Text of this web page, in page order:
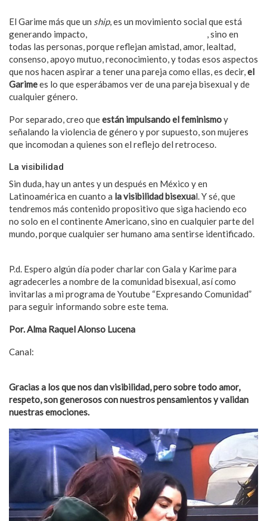
El Garime más que un ship, es un movimiento social que está
generando impacto,
, sino en
todas las personas, porque reflejan amistad, amor, lealtad,
consenso, apoyo mutuo, reconocimiento, y todas esos aspectos
que nos hacen aspirar a tener una pareja como ellas, es decir,el
Garimees lo que esperábamos ver de una pareja bisexual y de
cualquier género.
Por separado, creo queestán impulsando el feminismoy
señalando la violencia de género y por supuesto, son mujeres
que incomodan a quienes son el reflejo del retroceso.
La visibilidad
Sin duda, hay un antes y un después en México y en
Latinoamérica en cuanto a la visibilidad bisexual. Y sé, que
tendremos más contenido propositivo que siga haciendo eco
no solo en el continente Americano, sino en cualquier parte del
mundo, porque cualquier ser humano ama sentirse identificado.
P.d. Espero algún día poder charlar con Gala y Karime para
agradecerles a nombre de la comunidad bisexual, así como
invitarlas a mi programa de Youtube “Expresando Comunidad”
para seguir informando sobre este tema.
Por. Alma Raquel Alonso Lucena
Canal:
Gracias a los que nos dan visibilidad, pero sobre todo amor,
respeto, son generosos con nuestros pensamientos y validan
nuestras emociones.